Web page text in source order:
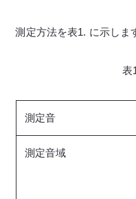
測定方法を表1. に示しま
表
測定音
測定音域